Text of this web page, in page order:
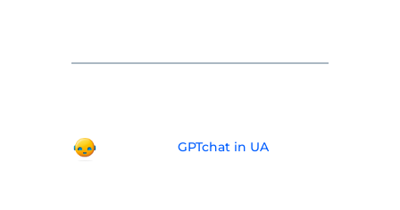
GPTchat in UA